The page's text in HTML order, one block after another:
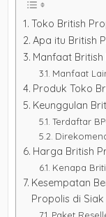
Toko British
Apa itu British
Manfaat British
Manfaat
Produk Toko
Keunggulan
Terdaftar
Harga British
Kenapa
Kesempatan
Propolis di